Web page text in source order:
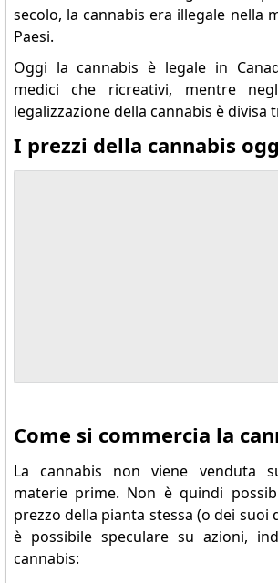
secolo, la cannabis era illegale nella
Paesi.
Oggi la cannabis è legale in
medici che ricreativi, mentre
legalizzazione della cannabis è divisa
I prezzi della cannabis
Come si commercia la
La cannabis non viene venduta
materie prime. Non è quindi
prezzo della pianta stessa (o dei suoi
è possibile speculare su azioni,
cannabis: